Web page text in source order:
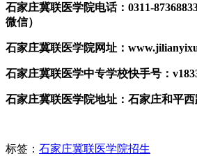
石家庄冀联医学院电话：0311-
微信）
石家庄冀联医学院网址：
石家庄冀联医学中专学校快手号：
石家庄冀联医学院地址：石家庄和平西
标签： 石家庄冀联医学院招生